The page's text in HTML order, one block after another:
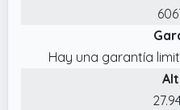
✔️ INCLUYE: 1 caja de
28 fichas de dominó
figuras
✔️ UN CLÁSICO DE
Redescubre uno de
Hay una garantía